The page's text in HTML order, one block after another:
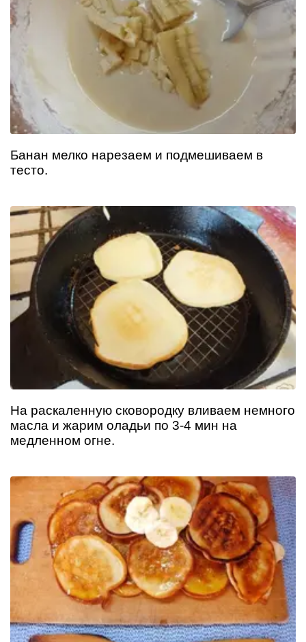
Банан мелко нарезаем и подмешиваем в
тесто.
На раскаленную сковородку вливаем немного
масла и жарим оладьи по 3-4 мин на
медленном огне.